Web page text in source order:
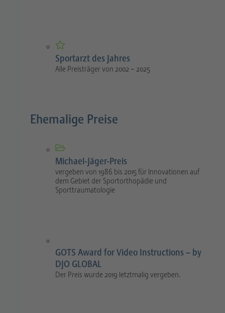
Sportarzt des Jahres
Alle Preisträger von 2002 – 2025
Ehemalige Preise
Michael-Jäger-Preis
vergeben von 1986 bis 2015 für Innovationen auf
dem Gebiet der Sportorthopädie und
Sporttraumatologie
GOTS Award for Video Instructions – by
DJO GLOBAL
Der Preis wurde 2019 letztmalig vergeben.